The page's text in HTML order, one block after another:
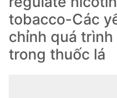
tobacco-Các
chỉnh quá
trong thuốc lá